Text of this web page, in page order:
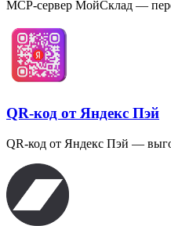
MCP-сервер МойСклад —
QR-код от Яндекс Пэй
QR-код от Яндекс Пэй —